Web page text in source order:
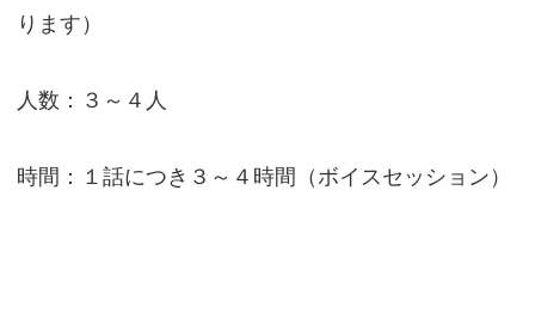
ります）
人数：３～４人
時間：１話につき３～４時間（ボイスセッション）